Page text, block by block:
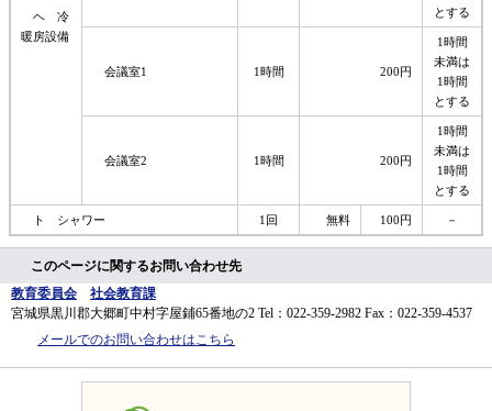
ヘ 冷
暖房設備
とする
会議室1 1時間 200円
1時間
未満は
1時間
とする
会議室2 1時間 200円
1時間
未満は
1時間
とする
ト シャワー 1回 無料 100円 －
このページに関するお問い合わせ先
教育委員会
社会教育課
宮城県黒川郡大郷町中村字屋鋪65番地の2 Tel：022-359-2982 Fax：022-359-4537
メールでのお問い合わせはこちら